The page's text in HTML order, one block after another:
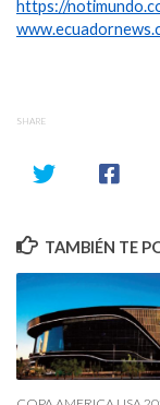
https://
SHARE
TAMBIÉN TE